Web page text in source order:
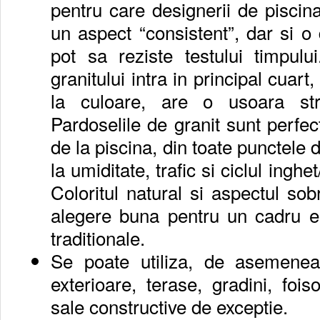
pentru care designerii de
un aspect “consistent”, dar si
pot sa reziste testului
granitului intra in principal
la culoare, are o usoara
Pardoselile de granit sunt
de la piscina, din toate punctele
la umiditate, trafic si ciclul
Coloritul natural si aspectul
alegere buna pentru un cadru
traditionale.
Se poate utiliza, de
exterioare, terase, gradini,
sale constructive de exceptie.